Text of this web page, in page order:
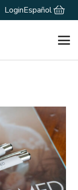
LoginEspañol